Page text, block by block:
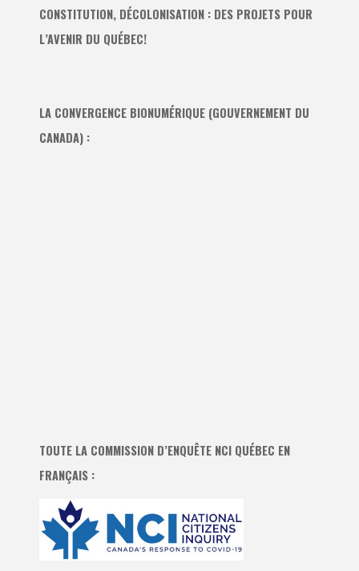
CONSTITUTION, DÉCOLONISATION : DES PROJETS POUR
L’AVENIR DU QUÉBEC!
LA CONVERGENCE BIONUMÉRIQUE (GOUVERNEMENT DU
CANADA) :
TOUTE LA COMMISSION D’ENQUÊTE NCI QUÉBEC EN
FRANÇAIS :